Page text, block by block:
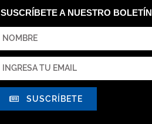
SUSCRÍBETE A NUESTRO BOLETÍN
SUSCRÍBETE